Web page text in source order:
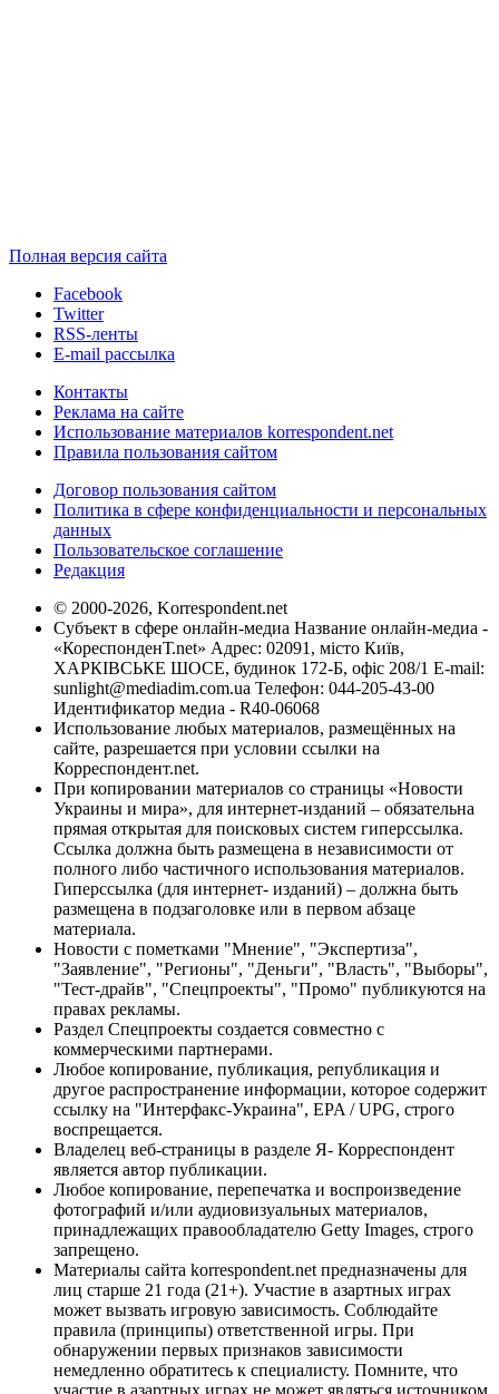
Полная версия сайта
Facebook
Twitter
RSS-ленты
E-mail рассылка
Контакты
Реклама на сайте
Использование материалов korrespondent.net
Правила пользования сайтом
Договор пользования сайтом
Политика в сфере конфиденциальности и персональных
данных
Пользовательское соглашение
Редакция
© 2000-2026, Korrespondent.net
Субъект в сфере онлайн-медиа Название онлайн-медиа -
«КореспонденТ.net» Адрес: 02091, місто Київ,
ХАРКІВСЬКЕ ШОСЕ, будинок 172-Б, офіс 208/1 E-mail:
sunlight@mediadim.com.ua Телефон: 044-205-43-00
Идентификатор медиа - R40-06068
Использование любых материалов, размещённых на
сайте, разрешается при условии ссылки на
Корреспондент.net.
При копировании материалов со страницы «Новости
Украины и мира», для интернет-изданий – обязательна
прямая открытая для поисковых систем гиперссылка.
Ссылка должна быть размещена в независимости от
полного либо частичного использования материалов.
Гиперссылка (для интернет- изданий) – должна быть
размещена в подзаголовке или в первом абзаце
материала.
Новости с пометками "Мнение", "Экспертиза",
"Заявление", "Регионы", "Деньги", "Власть", "Выборы",
"Тест-драйв", "Спецпроекты", "Промо" публикуются на
правах рекламы.
Раздел Спецпроекты создается совместно с
коммерческими партнерами.
Любое копирование, публикация, републикация и
другое распространение информации, которое содержит
ссылку на "Интерфакс-Украина", EPA / UPG, строго
воспрещается.
Владелец веб-страницы в разделе Я- Корреспондент
является автор публикации.
Любое копирование, перепечатка и воспроизведение
фотографий и/или аудиовизуальных материалов,
принадлежащих правообладателю Getty Images, строго
запрещено.
Материалы сайта korrespondent.net предназначены для
лиц старше 21 года (21+). Участие в азартных играх
может вызвать игровую зависимость. Соблюдайте
правила (принципы) ответственной игры. При
обнаружении первых признаков зависимости
немедленно обратитесь к специалисту. Помните, что
участие в азартных играх не может являться источником